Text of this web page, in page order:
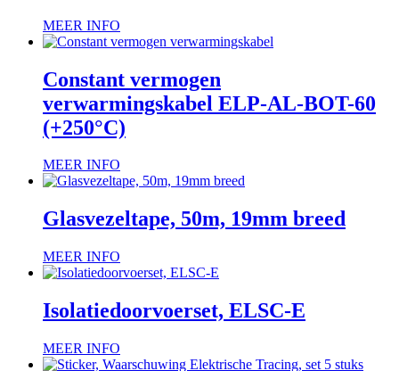
MEER INFO
Constant vermogen
verwarmingskabel ELP-AL-BOT-60
(+250°C)
MEER INFO
Glasvezeltape, 50m, 19mm breed
MEER INFO
Isolatiedoorvoerset, ELSC-E
MEER INFO